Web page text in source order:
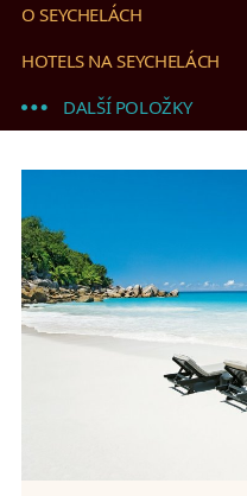
O SEYCHELÁCH
HOTELS NA SEYCHELÁCH
DALŠÍ POLOŽKY